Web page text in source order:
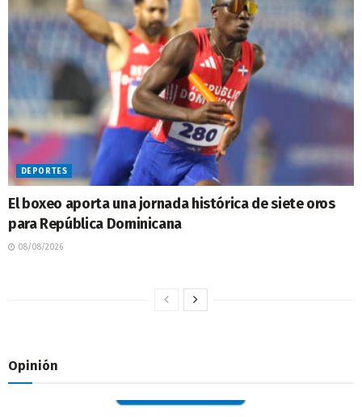
DEPORTES
El boxeo aporta una jornada histórica de siete oros
para República Dominicana
08/08/2026
Opinión